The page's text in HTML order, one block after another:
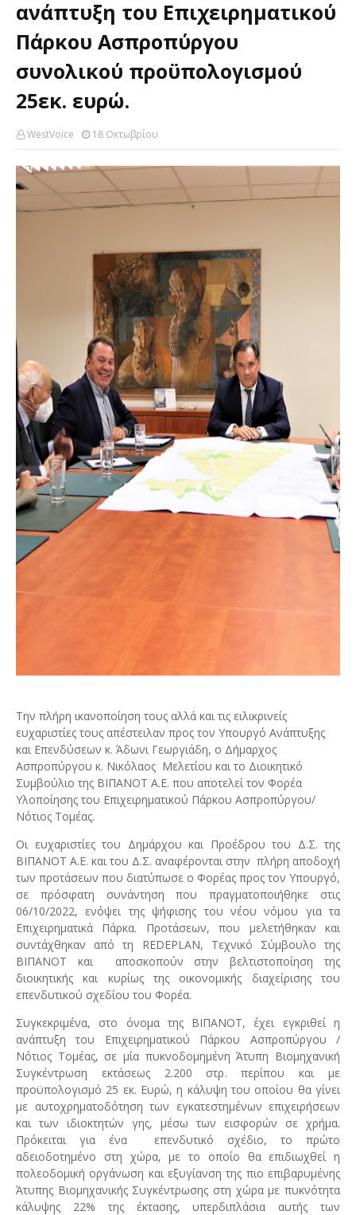
ανάπτυξη του Επιχειρηματικού
Πάρκου Ασπροπύργου
συνολικού προϋπολογισμού
25εκ. ευρώ.
WestVoice 18 Οκτωβρίου
Την πλήρη ικανοποίηση τους αλλά και τις ειλικρινείς
ευχαριστίες τους απέστειλαν προς τον Υπουργό Ανάπτυξης
και Επενδύσεων κ. Άδωνι Γεωργιάδη, ο Δήμαρχος
Ασπροπύργου κ. Νικόλαος Μελετίου και το Διοικητικό
Συμβούλιο της ΒΙΠΑΝΟΤ Α.Ε. που αποτελεί τον Φορέα
Υλοποίησης του Επιχειρηματικού Πάρκου Ασπροπύργου/
Νότιος Τομέας.
Οι ευχαριστίες του Δημάρχου και Προέδρου του Δ.Σ. της
ΒΙΠΑΝΟΤ Α.Ε. και του Δ.Σ. αναφέρονται στην πλήρη αποδοχή
των προτάσεων που διατύπωσε ο Φορέας προς τον Υπουργό,
σε πρόσφατη συνάντηση που πραγματοποιήθηκε στις
06/10/2022, ενόψει της ψήφισης του νέου νόμου για τα
Επιχειρηματικά Πάρκα. Προτάσεων, που μελετήθηκαν και
συντάχθηκαν από τη REDEPLAN, Τεχνικό Σύμβουλο της
ΒΙΠΑΝΟΤ και αποσκοπούν στην βελτιστοποίηση της
διοικητικής και κυρίως της οικονομικής διαχείρισης του
επενδυτικού σχεδίου του Φορέα.
Συγκεκριμένα, στο όνομα της ΒΙΠΑΝΟΤ, έχει εγκριθεί η
ανάπτυξη του Επιχειρηματικού Πάρκου Ασπροπύργου /
Νότιος Τομέας, σε μία πυκνοδομημένη Άτυπη Βιομηχανική
Συγκέντρωση εκτάσεως 2.200 στρ. περίπου και με
προϋπολογισμό 25 εκ. Ευρώ, η κάλυψη του οποίου θα γίνει
με αυτοχρηματοδότηση των εγκατεστημένων επιχειρήσεων
και των ιδιοκτητών γης, μέσω των εισφορών σε χρήμα.
Πρόκειται για ένα επενδυτικό σχέδιο, το πρώτο
αδειοδοτημένο στη χώρα, με το οποίο θα επιδιωχθεί η
πολεοδομική οργάνωση και εξυγίανση της πιο επιβαρυμένης
Άτυπης Βιομηχανικής Συγκέντρωσης στη χώρα με πυκνότητα
κάλυψης 22% της έκτασης, υπερδιπλάσια αυτής των